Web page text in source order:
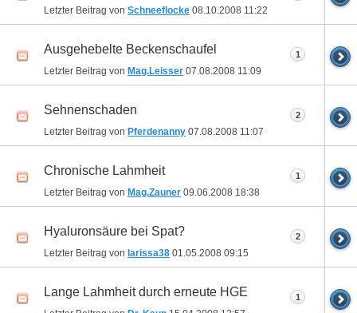
Letzter Beitrag von Schneeflocke 08.10.2008 11:22
Ausgehebelte Beckenschaufel
Letzter Beitrag von Mag.Leisser 07.08.2008 11:09
1
Sehnenschaden
Letzter Beitrag von Pferdenanny 07.08.2008 11:07
2
Chronische Lahmheit
Letzter Beitrag von Mag.Zauner 09.06.2008 18:38
1
Hyaluronsäure bei Spat?
Letzter Beitrag von larissa38 01.05.2008 09:15
2
Lange Lahmheit durch erneute HGE 1